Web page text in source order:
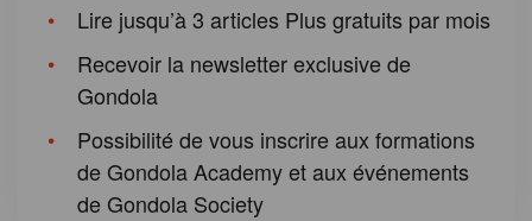
Lire jusqu’à 3 articles Plus gratuits par mois
Recevoir la newsletter exclusive de
Gondola
Possibilité de vous inscrire aux formations
de Gondola Academy et aux événements
de Gondola Society